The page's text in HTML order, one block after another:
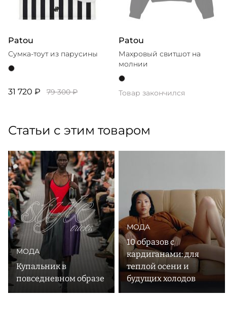
Patou
Сумка-тоут из парусины
31 720 ₽ 79 300 ₽
Patou
Махровый свитшот на
молнии
Товар закончился
Статьи с этим товаром
МОДА
Купальник в
повседневном образе
МОДА
10 образов с
кардиганами: для
теплой осени и
будущих холодов